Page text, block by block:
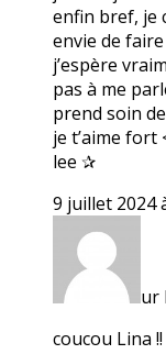
enfin bref, je
envie de
j’espère
pas à me
prend soin
je t’aime fort
lee ✰
9 juillet 2024
ur
coucou Lina !!